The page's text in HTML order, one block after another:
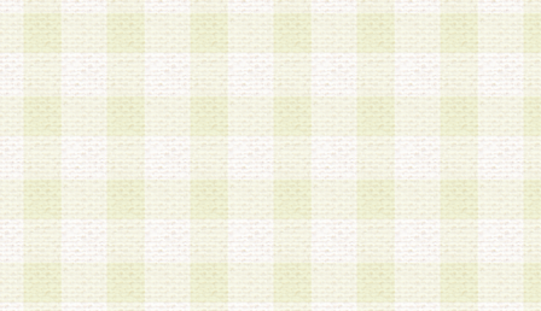
す。なお、これら事項以外の目的で個人情報を利
かじめ会員の同意を得たうえで利用するものとし
a.本サービスの実施または運営
b.本サービスに係る謝礼、景品、調査サンプル品
c.会員からの電話、メール等の問い合わせなどへ
d.その他これらに付随する業務
2.当社は、会員個人を識別することのできる情報
会員情報を本人の承諾なく第三者に開示すること
人を識別できる情報について第三者に開示または